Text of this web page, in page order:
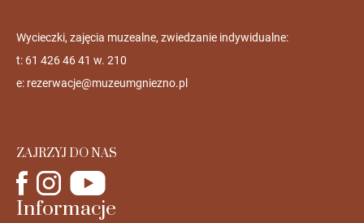
Wycieczki, zajęcia muzealne, zwiedzanie indywidualne:
t: 61 426 46 41 w. 210
e: rezerwacje@muzeumgniezno.pl
ZAJRZYJ DO NAS
Informacje